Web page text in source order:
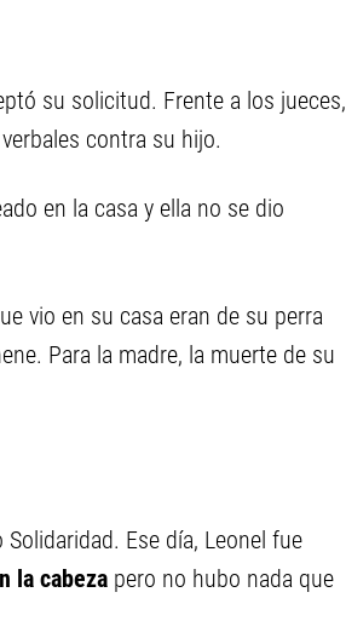
su solicitud. Frente a los jueces,
contra su hijo.
en la casa y ella no se dio
vio en su casa eran de su perra
Para la madre, la muerte de su
Solidaridad. Ese día, Leonel fue
la cabeza pero no hubo nada que